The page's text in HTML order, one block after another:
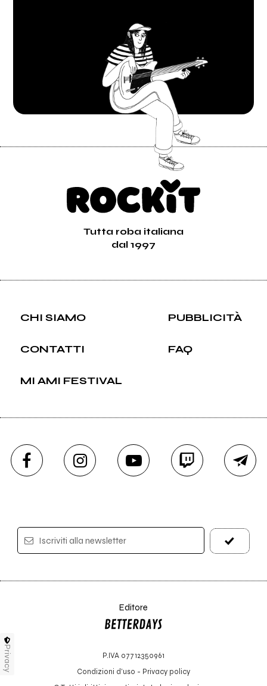
Tutta roba italiana
dal 1997
CHI SIAMO PUBBLICITÀ
CONTATTI FAQ
MI AMI FESTIVAL
Iscriviti alla newsletter
Editore
P.IVA 07712350961
Condizioni d'uso - Privacy policy
Privacy